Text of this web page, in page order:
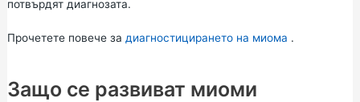
потвърдят диагнозата.
Прочетете повече за диагностицирането на миома .
Защо се развиват миоми